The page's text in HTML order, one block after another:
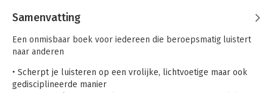
Samenvatting
Een onmisbaar boek voor iedereen die beroepsmatig luistert
naar anderen
• Scherpt je luisteren op een vrolijke, lichtvoetige maar ook
gedisciplineerde manier